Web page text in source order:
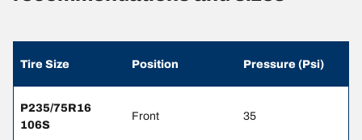
Tire Size Position Pressure (Psi)
P235/75R16
106S
Front 35